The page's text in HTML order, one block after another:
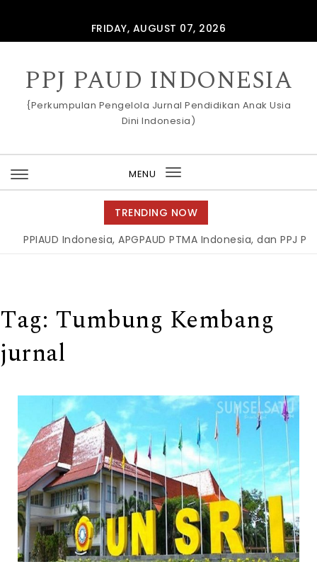
FRIDAY, AUGUST 07, 2026
PPJ PAUD INDONESIA
{Perkumpulan Pengelola Jurnal Pendidikan Anak Usia
Dini Indonesia)
MENU
Toggle
navigation
TRENDING NOW
PPIAUD Indonesia, APGPAUD PTMA Indonesia, dan PPJ
Tag: Tumbung Kembang
jurnal